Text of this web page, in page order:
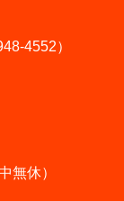
4552）
無休）